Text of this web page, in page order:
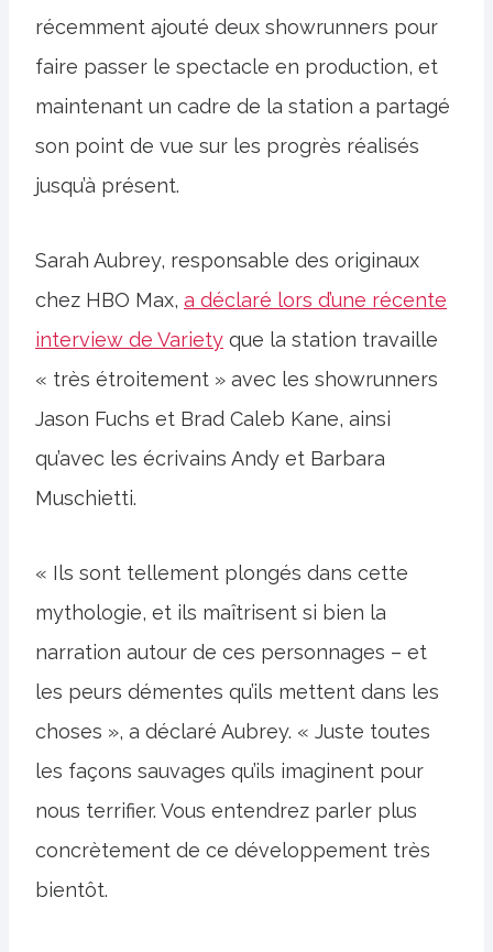
récemment ajouté deux showrunners pour
faire passer le spectacle en production, et
maintenant un cadre de la station a partagé
son point de vue sur les progrès réalisés
jusqu’à présent.
Sarah Aubrey, responsable des originaux
chez HBO Max, a déclaré lors d’une récente
interview de Variety que la station travaille
« très étroitement » avec les showrunners
Jason Fuchs et Brad Caleb Kane, ainsi
qu’avec les écrivains Andy et Barbara
Muschietti.
« Ils sont tellement plongés dans cette
mythologie, et ils maîtrisent si bien la
narration autour de ces personnages – et
les peurs démentes qu’ils mettent dans les
choses », a déclaré Aubrey. « Juste toutes
les façons sauvages qu’ils imaginent pour
nous terrifier. Vous entendrez parler plus
concrètement de ce développement très
bientôt.